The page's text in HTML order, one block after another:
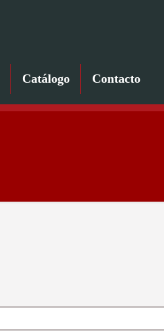
Catálogo Contacto